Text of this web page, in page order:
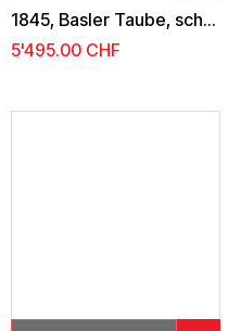
1845, Basler Taube, schwarz-blau-karmin
5'495.00CHF